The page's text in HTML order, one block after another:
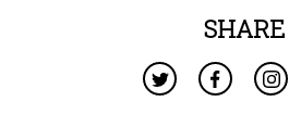
SHARE